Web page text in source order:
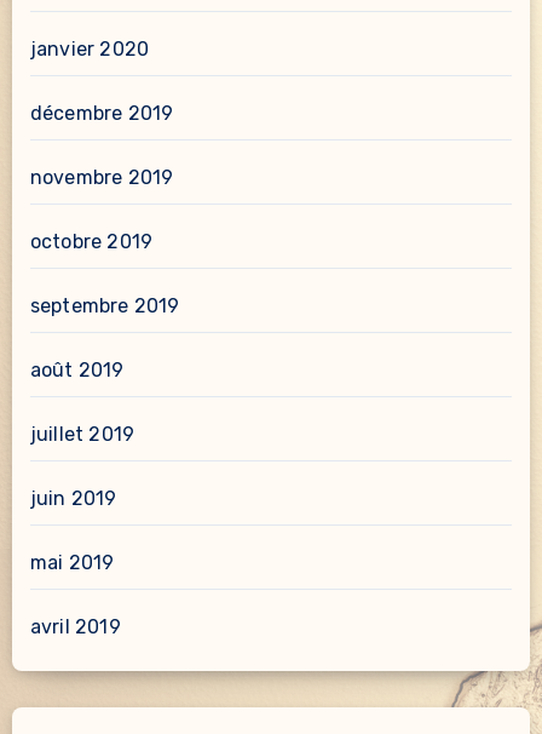
janvier 2020
décembre 2019
novembre 2019
octobre 2019
septembre 2019
août 2019
juillet 2019
juin 2019
mai 2019
avril 2019